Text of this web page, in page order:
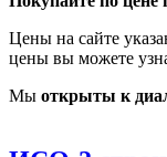
Цены на сайте
цены вы можете
Мы открыты к